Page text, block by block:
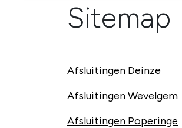
Sitemap
Afsluitingen Deinze
Afsluitingen Wevelgem
Afsluitingen Poperinge